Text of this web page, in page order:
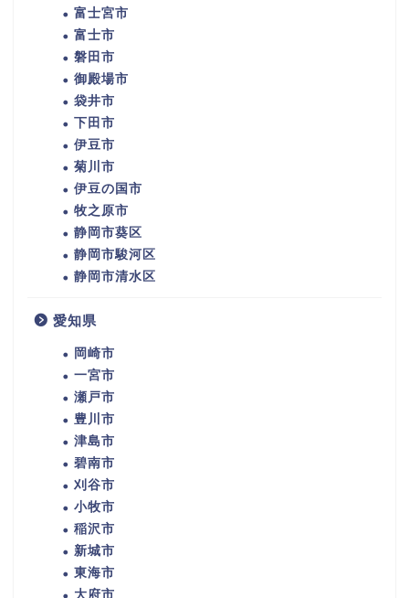
富士宮市
富士市
磐田市
御殿場市
袋井市
下田市
伊豆市
菊川市
伊豆の国市
牧之原市
静岡市葵区
静岡市駿河区
静岡市清水区
愛知県
岡崎市
一宮市
瀬戸市
豊川市
津島市
碧南市
刈谷市
小牧市
稲沢市
新城市
東海市
大府市